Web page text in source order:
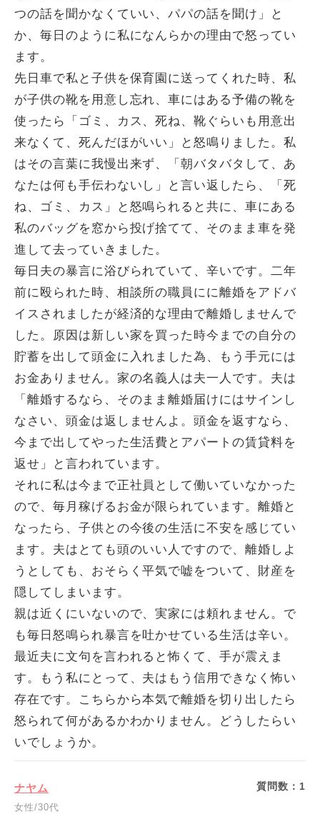
つの話を聞かなくていい、パパの話を聞け」と
か、毎日のように私になんらかの理由で怒ってい
ます。
先日車で私と子供を保育園に送ってくれた時、私
が子供の靴を用意し忘れ、車にはある予備の靴を
使ったら「ゴミ、カス、死ね、靴ぐらいも用意出
来なくて、死んだほがいい」と怒鳴りました。私
はその言葉に我慢出来ず、「朝バタバタして、あ
なたは何も手伝わないし」と言い返したら、「死
ね、ゴミ、カス」と怒鳴られると共に、車にある
私のバッグを窓から投げ捨てて、そのまま車を発
進して去っていきました。
毎日夫の暴言に浴びられていて、辛いです。二年
前に殴られた時、相談所の職員にに離婚をアドバ
イスされましたが経済的な理由で離婚しませんで
した。原因は新しい家を買った時今までの自分の
貯蓄を出して頭金に入れました為、もう手元には
お金ありません。家の名義人は夫一人です。夫は
「離婚するなら、そのまま離婚届けにはサインし
なさい、頭金は返しませんよ。頭金を返すなら、
今まで出してやった生活費とアパートの賃貸料を
返せ」と言われています。
それに私は今まで正社員として働いていなかった
ので、毎月稼げるお金が限られています。離婚と
なったら、子供との今後の生活に不安を感じてい
ます。夫はとても頭のいい人ですので、離婚しよ
うとしても、おそらく平気で嘘をついて、財産を
隠してしまいます。
親は近くにいないので、実家には頼れません。で
も毎日怒鳴られ暴言を吐かせている生活は辛い。
最近夫に文句を言われると怖くて、手が震えま
す。もう私にとって、夫はもう信用できなく怖い
存在です。こちらから本気で離婚を切り出したら
怒られて何があるかわかりません。どうしたらい
いでしょうか。
ナヤム
女性/30代
質問数： 1